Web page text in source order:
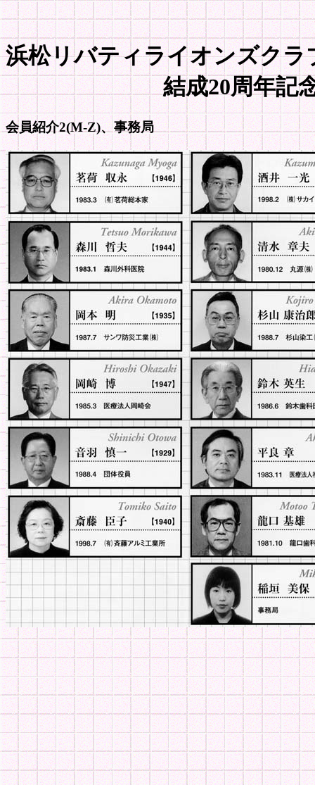
浜松リバティライオンズクラ
結成20周年記念
会員紹介2(M-Z)、事務局